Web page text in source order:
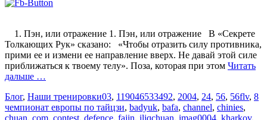
1. Пэн, или отражение 1. Пэн, или отражение В «Секрете
Толкающих Рук» сказано: «Чтобы отразить силу противника,
прими ее и измени ее направление вверх. Не давай этой силе
приближаться к твоему телу». Поза, которая при этом Читать
дальше …
Блог, Наши тренировки03, 119046533492, 2004, 24, 56, 56flv, 8
чемпионат европы по тайцзи, badyuk, bafa, channel, chinies,
chuan, com, contest, defence, fajin, iliqchuan, imag0004, kharkov,